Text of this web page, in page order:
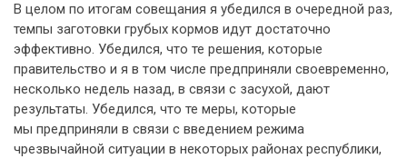
В целом по итогам совещания я убедился в очередной раз,
темпы заготовки грубых кормов идут достаточно
эффективно. Убедился, что те решения, которые
правительство и я в том числе предприняли своевременно,
несколько недель назад, в связи с засухой, дают
результаты. Убедился, что те меры, которые
мы предприняли в связи с введением режима
чрезвычайной ситуации в некоторых районах республики,